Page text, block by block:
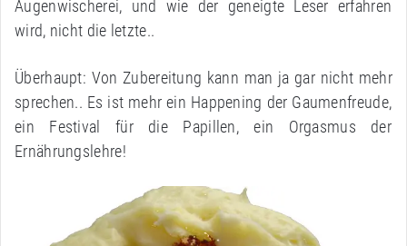
Augenwischerei, und wie der geneigte Leser erfahren
wird, nicht die letzte..
Überhaupt: Von Zubereitung kann man ja gar nicht mehr
sprechen.. Es ist mehr ein Happening der Gaumenfreude,
ein Festival für die Papillen, ein Orgasmus der
Ernährungslehre!